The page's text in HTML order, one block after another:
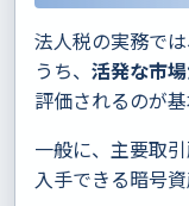
法人税の実務で
うち、 活発な市
評価されるのが基
一般に、主要取
入手できる暗号